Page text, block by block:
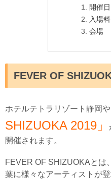
開催日
入場料
会場
FEVER OF
ホテルテトラリゾート静岡
SHIZUOKA 2019」
開催されます。
FEVER OF SHIZUOKAとは
葉に様々なアーティストが